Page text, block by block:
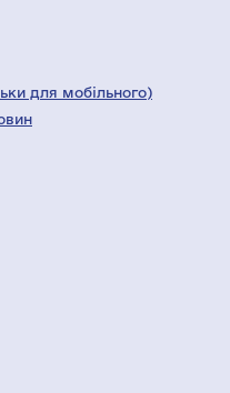
для мобільного)